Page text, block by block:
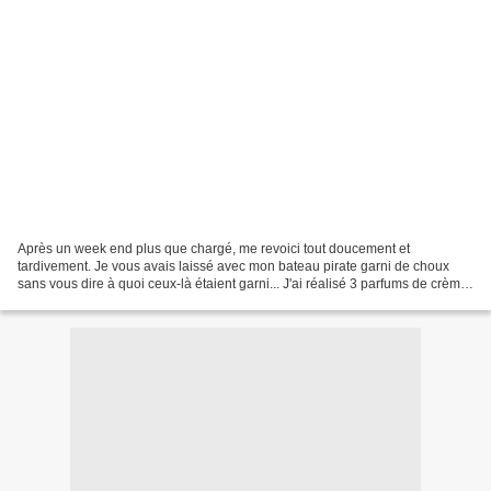
Après un week end plus que chargé, me revoici tout doucement et
tardivement. Je vous avais laissé avec mon bateau pirate garni de choux
sans vous dire à quoi ceux-là étaient garni... J'ai réalisé 3 parfums de crème,